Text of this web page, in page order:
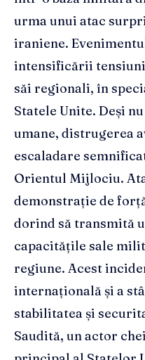
urma unui atac
iraniene.
intensificării
săi regionali, în
Statele Unite. Deși
umane, distrugerea
escaladare
Orientul Mijlociu.
demonstrație de
dorind să transmită
capacitățile sale
regiune. Acest
internațională și a
stabilitatea și
Saudită, un actor